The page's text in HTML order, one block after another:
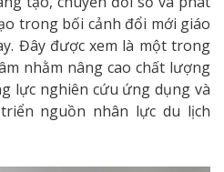
trong bối cảnh đổi mới giáo
Đây được xem là một trong
nhằm nâng cao chất lượng
lực nghiên cứu ứng dụng và
nguồn nhân lực du lịch